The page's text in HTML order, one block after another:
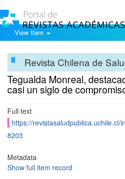
View Item
Revista Chilena de
Tegualda Monreal,
casi un siglo de
Full text
https://revistasaludpublica.uchile.cl/
8203
Metadata
Show full item record